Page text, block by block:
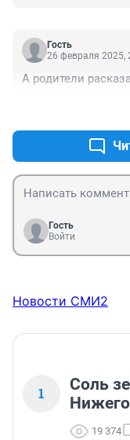
режиме
и местами
задерживать и
а потом все
Гость
26 февраля 2025,
А родители
Гость
Войти
Новости СМИ2
1
Соль
19 374